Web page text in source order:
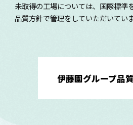
未取得の工場については、国際標準
品質方針で管理をしていただいていま
伊藤園グループ品